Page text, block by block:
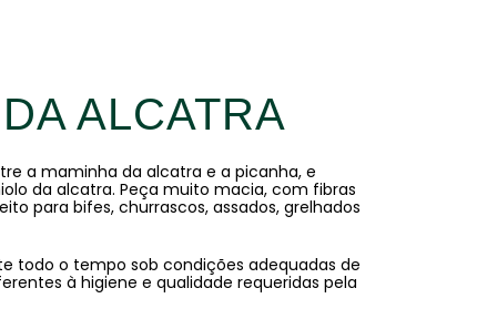
ALCATRA
a maminha da alcatra e a picanha, e
da alcatra. Peça muito macia, com fibras
para bifes, churrascos, assados, grelhados
todo o tempo sob condições adequadas de
à higiene e qualidade requeridas pela